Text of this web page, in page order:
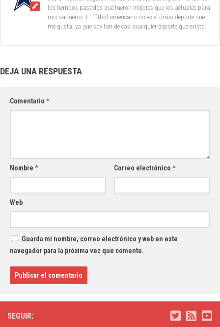
los tiempos pasados que fueron mejores que los actuales para
mis vaqueros. El fútbol americano no es el único deporte que
me gusta, ya que soy fan de casi cualquier deporte que exista.
DEJA UNA RESPUESTA
Comentario *
Nombre * Correo electrónico*
Web
Guarda mi nombre, correo electrónico y web en este
navegador para la próxima vez que comente.
SEGUIR: